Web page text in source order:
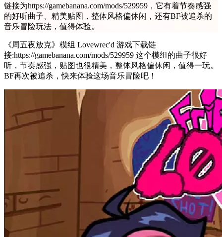
链接为https://gamebanana.com/mods/529959，它有着节奏感强
的好听曲子、精美贴图，整体风格偏休闲，还有BF被追杀的
音乐冒险玩法，值得体验。
《周五夜放克》模组 Lovewrec'd 游戏下载链
接:https://gamebanana.com/mods/529959 这个模组的曲子很好
听，节奏感强，贴图也很精美，整体风格偏休闲，值得一玩。
BF再次被追杀，快来体验这场音乐冒险吧！